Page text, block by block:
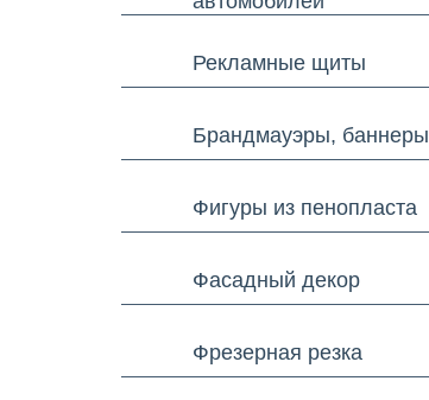
Рекламные щиты
Брандмауэры, баннеры
Фигуры из пенопласта
Фасадный декор
Фрезерная резка